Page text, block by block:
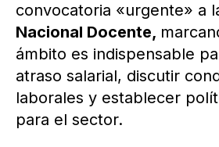
convocatoria «urgente» a
Nacional Docente,
ámbito es indispensable
atraso salarial, discutir
laborales y establecer
para el sector.